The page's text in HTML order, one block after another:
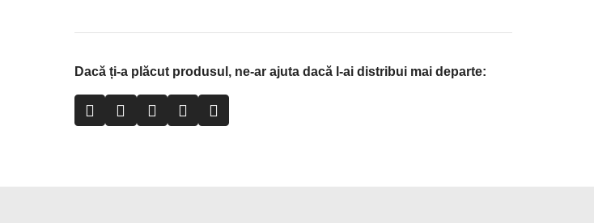
Dacă ți-a plăcut produsul, ne-ar ajuta dacă l-ai distribui mai departe: